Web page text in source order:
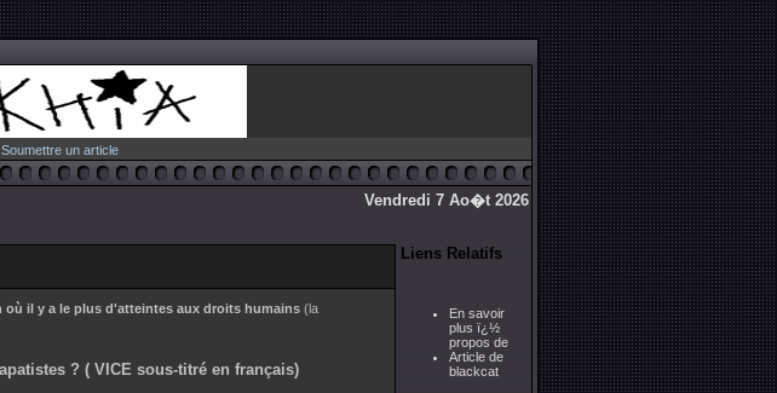
Soumettre un article
Vendredi 7 Ao�t 2026
où il y a le plus d'atteintes aux droits humains (la
? ( VICE sous-titré en français)
Liens Relatifs
En savoir
plus ï¿½
propos de
Article de
blackcat